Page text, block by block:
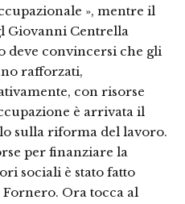
», mentre il
Giovanni Centrella
deve convincersi che gli
rafforzati,
con risorse
è arrivata il
sulla riforma del lavoro.
per finanziare la
sociali è stato fatto
Ora tocca al